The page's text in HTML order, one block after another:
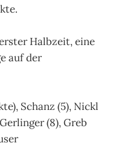
Halbzeit, eine
auf der
Schanz (5), Nickl
(8), Greb